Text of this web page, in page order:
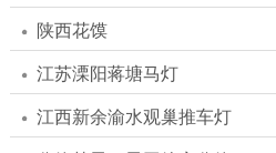
陕西花馍
江苏溧阳蒋塘马灯
江西新余渝水观巢推车灯